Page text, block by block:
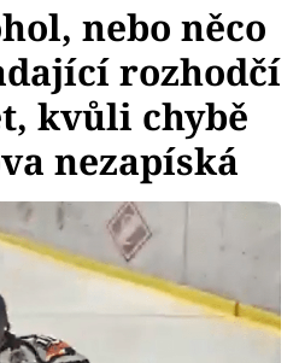
nebo něco
rozhodčí
kvůli chybě
nezapíská